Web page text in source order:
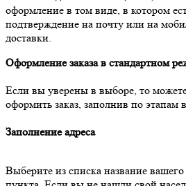
оформление в том виде, в котором
подтверждение на почту или на
доставки.
Оформление заказа в стандартном
Если вы уверены в выборе, то
оформить заказ, заполнив по этапам
Заполнение адреса
Выберите из списка название